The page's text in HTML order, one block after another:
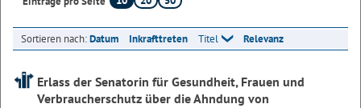
Sortieren nach:Datum Inkrafttreten Titel Relevanz
Erlass der Senatorin für Gesundheit, Frauen und
Verbraucherschutz über die Ahndung von